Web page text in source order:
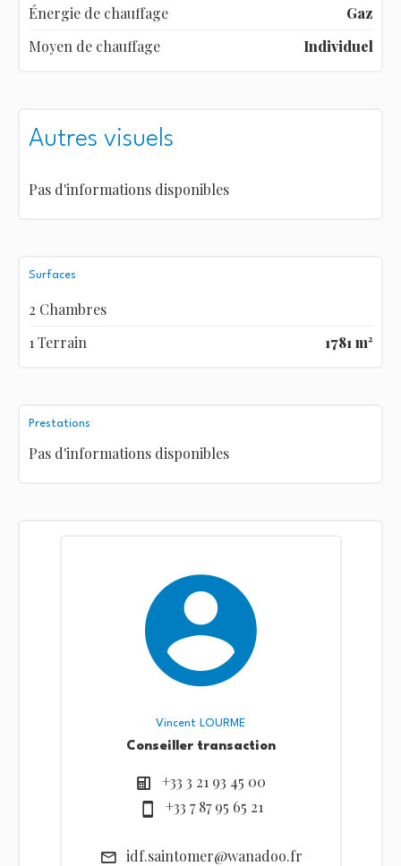
Énergie de chauffage
Gaz
Moyen de chauffage
Individuel
Autres visuels
Pas d'informations disponibles
Surfaces
2 Chambres
1 Terrain
1781 m²
Prestations
Pas d'informations disponibles
Vincent LOURME
Conseiller transaction
+33 3 21 93 45 00
+33 7 87 95 65 21
idf.saintomer@wanadoo.fr